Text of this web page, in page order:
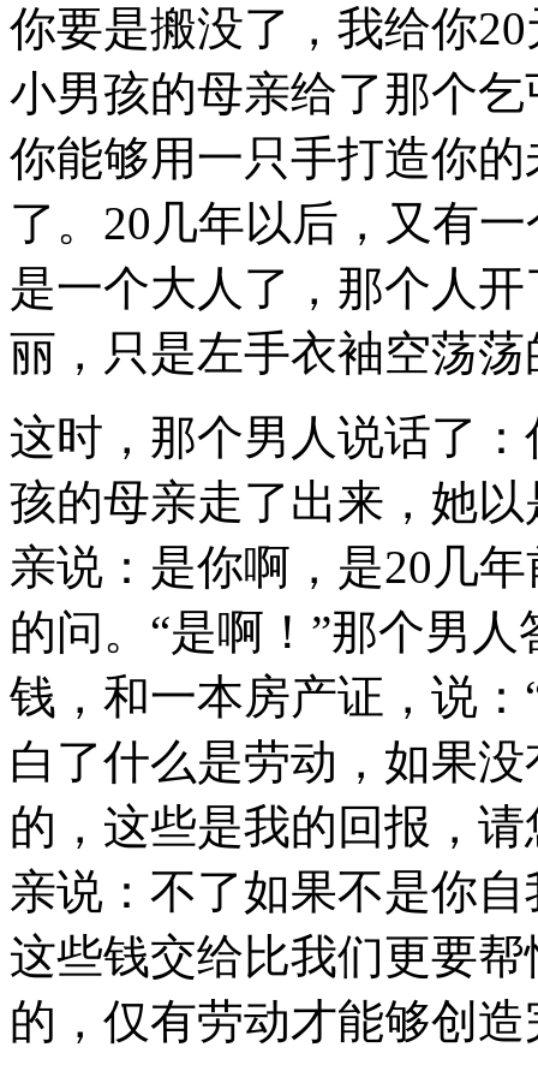
你要是搬没了，我给你
小男孩的母亲给了那个
你能够用一只手打造你
了。20几年以后，又有
是一个大人了，那个人
丽，只是左手衣袖空荡
这时，那个男人说话了
孩的母亲走了出来，她
亲说：是你啊，是20几
的问。“是啊！”那个男
钱，和一本房产证，说
白了什么是劳动，如果
的，这些是我的回报，
亲说：不了如果不是你
这些钱交给比我们更要
的，仅有劳动才能够创